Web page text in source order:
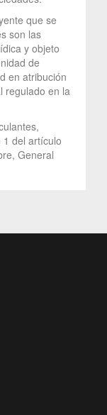
que se
son las
y objeto
de
en atribución
regulado en la
del artículo
General